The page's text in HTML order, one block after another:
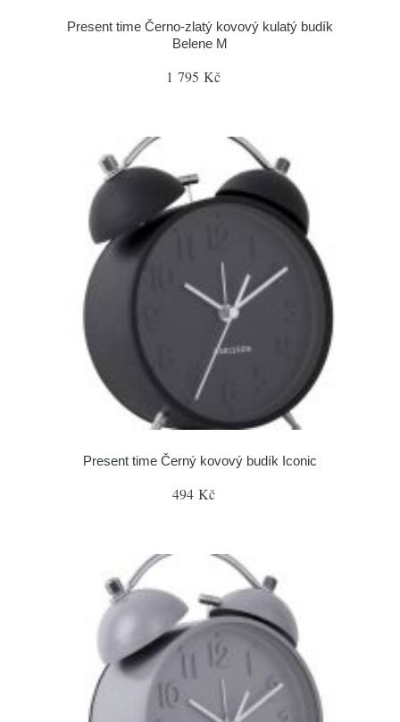
Present time Černo-zlatý kovový kulatý budík
Belene M
1 795 Kč
Present time Černý kovový budík Iconic
494 Kč